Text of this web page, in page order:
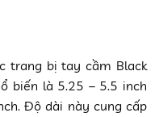
trang bị tay cầm Black
biến là 5.25 – 5.5 inch
Độ dài này cung cấp